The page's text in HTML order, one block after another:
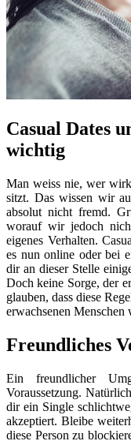
Casual Dates
wichtig
Man weiss nie, wer
sitzt. Das wissen wir
absolut nicht fremd.
worauf wir jedoch
eigenes Verhalten.
es nun online oder bei
dir an dieser Stelle
Doch keine Sorge, der
glauben, dass diese
erwachsenen Menschen
Freundliches
Ein freundlicher
Voraussetzung.
dir ein Single
akzeptiert. Bleibe
diese Person zu